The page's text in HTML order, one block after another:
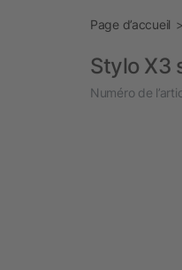
Page d’accueil
Stylo X3
Numéro de